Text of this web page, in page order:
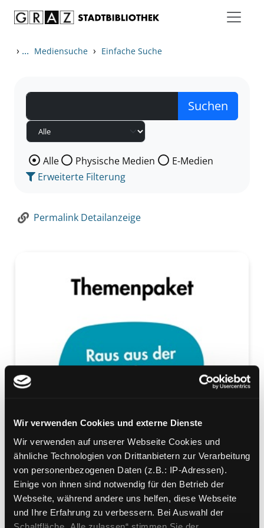
Wir verwenden Cookies und externe Dienste
Wir verwenden auf unserer Webseite Cookies und
ähnliche Technologien von Drittanbietern zur Verarbeitung
von personenbezogenen Daten (z.B.: IP-Adressen).
Einige von ihnen sind notwendig für den Betrieb der
Webseite, während andere uns helfen, diese Webseite
und Ihre Erfahrung zu verbessern. Bei Auswahl der
› ... Mediensuche › Einfache Suche
Wählen Sie die Medienart nach der Sie suchen wollen.
Alle Physische Medien
E-Medien
Erweiterte Filterung
Permalink Detailanzeige